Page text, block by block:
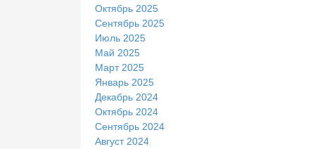
Октябрь 2025
Сентябрь 2025
Июль 2025
Май 2025
Март 2025
Январь 2025
Декабрь 2024
Октябрь 2024
Сентябрь 2024
Август 2024